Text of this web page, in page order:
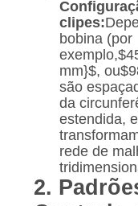
clipes:
bobina (por
exemplo,
mm}$, ou
são
da
estendida,
rede de
2.